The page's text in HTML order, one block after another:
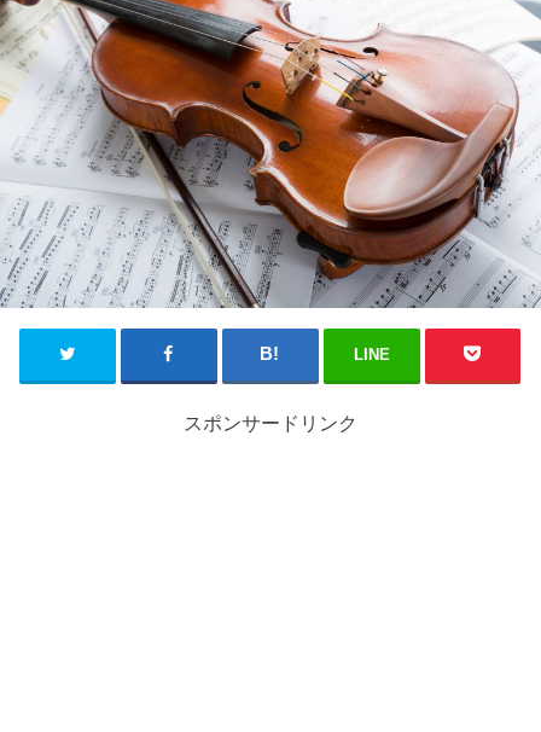
LINE
スポンサードリンク